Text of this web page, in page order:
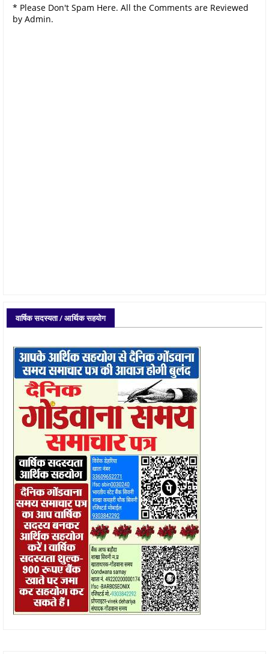
* Please Don't Spam Here. All the Comments are Reviewed
by Admin.
वार्षिक सदस्यता / आर्थिक सहयोग